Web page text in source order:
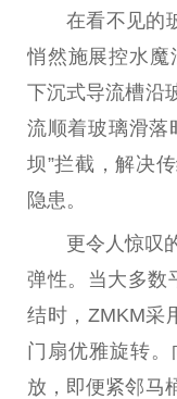
在看不见的
悄然施展控水魔
下沉式导流槽沿
流顺着玻璃滑落
坝”拦截，解决
隐患。
更令人惊叹
弹性。当大多数
结时，ZMKM采
门扇优雅旋转
放，即便紧邻马